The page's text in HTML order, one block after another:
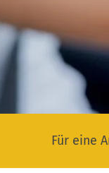
Für eine